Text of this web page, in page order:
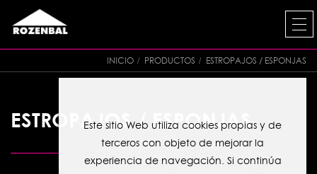
Este sitio Web utiliza cookies propias y de
terceros con objeto de mejorar la
experiencia de navegación. Si continúa
INICIO PRODUCTOS ESTROPAJOS / ESPONJAS
ESTROPAJOS / ESPONJAS